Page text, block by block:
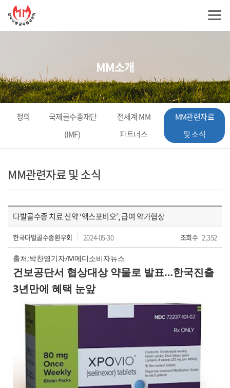
MM소개
정의
국제골수종재단
(IMF)
전세계 MM
파트너스
MM관련자료
및 소식
MM관련자료 및 소식
다발골수종 치료 신약 ‘엑스포비오’, 급여 약가협상
한국다발골수종환우회 2024-05-30 조회수 2,352
출처;박찬영기자/M메디소비자뉴스
건보공단서 협상대상 약물로 발표…한국진출
3년만에 혜택 눈앞